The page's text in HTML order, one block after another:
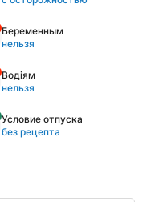
Беременным
нельзя
Водіям
нельзя
Условие отпуска
без рецепта